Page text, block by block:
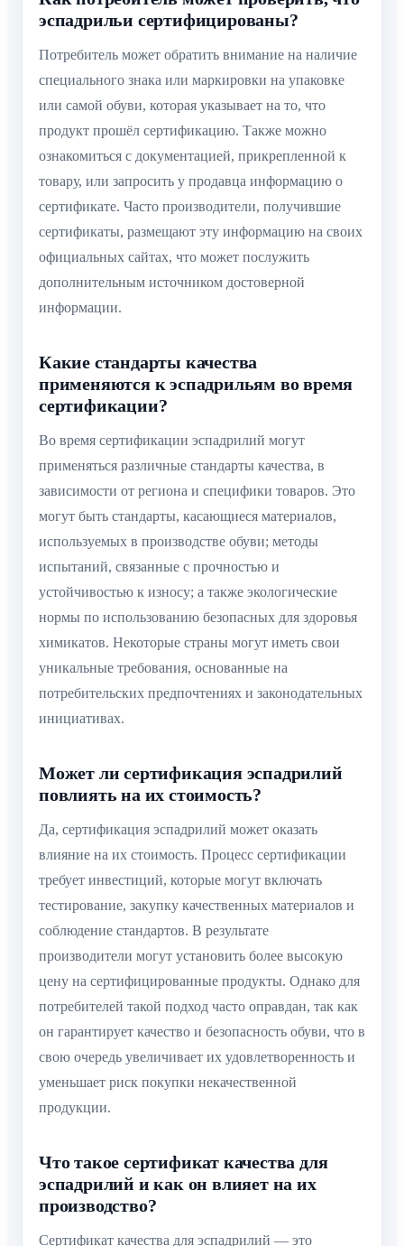
эспадрильи сертифицированы?
Потребитель может обратить внимание на наличие
специального знака или маркировки на упаковке
или самой обуви, которая указывает на то, что
продукт прошёл сертификацию. Также можно
ознакомиться с документацией, прикрепленной к
товару, или запросить у продавца информацию о
сертификате. Часто производители, получившие
сертификаты, размещают эту информацию на своих
официальных сайтах, что может послужить
дополнительным источником достоверной
информации.
Какие стандарты качества
применяются к эспадрильям во время
сертификации?
Во время сертификации эспадрилий могут
применяться различные стандарты качества, в
зависимости от региона и специфики товаров. Это
могут быть стандарты, касающиеся материалов,
используемых в производстве обуви; методы
испытаний, связанные с прочностью и
устойчивостью к износу; а также экологические
нормы по использованию безопасных для здоровья
химикатов. Некоторые страны могут иметь свои
уникальные требования, основанные на
потребительских предпочтениях и законодательных
инициативах.
Может ли сертификация эспадрилий
повлиять на их стоимость?
Да, сертификация эспадрилий может оказать
влияние на их стоимость. Процесс сертификации
требует инвестиций, которые могут включать
тестирование, закупку качественных материалов и
соблюдение стандартов. В результате
производители могут установить более высокую
цену на сертифицированные продукты. Однако для
потребителей такой подход часто оправдан, так как
он гарантирует качество и безопасность обуви, что в
свою очередь увеличивает их удовлетворенность и
уменьшает риск покупки некачественной
продукции.
Что такое сертификат качества для
эспадрилий и как он влияет на их
производство?
Сертификат качества для эспадрилий — это